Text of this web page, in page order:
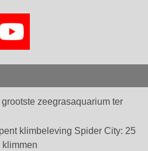
zeegrasaquarium ter
klimbeleving Spider City: 25
klimmen